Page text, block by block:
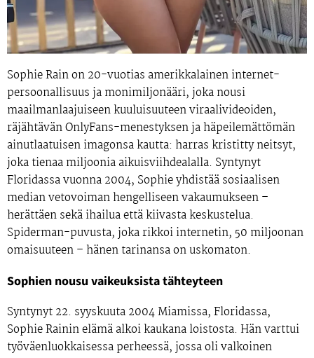
Sophie Rainon 20-vuotias amerikkalainen internet-
persoonallisuus ja monimiljonääri, joka nousi
maailmanlaajuiseen kuuluisuuteen viraalivideoiden,
räjähtävän OnlyFans-menestyksen ja häpeilemättömän
ainutlaatuisen imagonsa kautta: harras kristitty neitsyt,
joka tienaa miljoonia aikuisviihdealalla. Syntynyt
Floridassa vuonna 2004, Sophie yhdistää sosiaalisen
median vetovoiman hengelliseen vakaumukseen –
herättäen sekä ihailua että kiivasta keskustelua.
Spiderman-puvusta, joka rikkoi internetin, 50 miljoonan
omaisuuteen – hänen tarinansa on uskomaton.
Sophien nousu vaikeuksista tähteyteen
Syntynyt 22. syyskuuta 2004Miamissa, Floridassa,
Sophie Rainin elämä alkoi kaukana loistosta. Hän varttui
työväenluokkaisessa perheessä, jossa olivalkoinen